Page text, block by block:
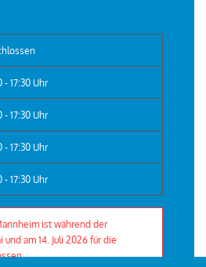
- 17:30 Uhr
- 17:30 Uhr
- 17:30 Uhr
- 17:30 Uhr
ist während der
und am 14. Juli 2026 für die